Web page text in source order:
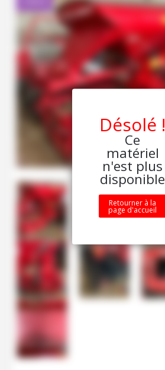
Désolé !
Ce
matériel
n'est plus
disponible
Retourner à la
page d'accueil